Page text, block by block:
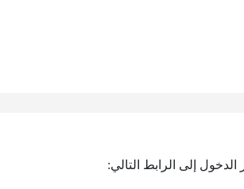
إلى الرابط التالي: